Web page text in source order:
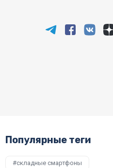
Популярные теги
складные смартфоны